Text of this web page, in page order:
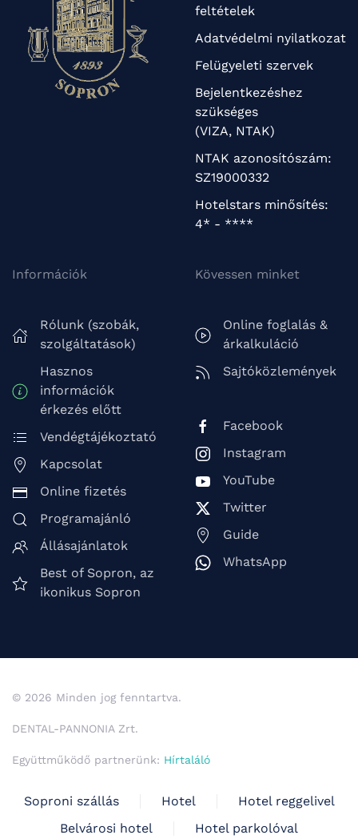
feltételek
Adatvédelmi nyilatkozat
Felügyeleti szervek
Bejelentkezéshez
szükséges
(VIZA, NTAK)
NTAK azonosítószám:
SZ19000332
Hotelstars minősítés:
4* - ****
Információk
Rólunk (szobák,
szolgáltatások)
Hasznos
információk
érkezés előtt
Vendégtájékoztató
Kapcsolat
Online fizetés
Programajánló
Állásajánlatok
Best of Sopron, az
ikonikus Sopron
Kövessen minket
Online foglalás &
árkalkuláció
Sajtóközlemények
Facebook
Instagram
YouTube
Twitter
Guide
WhatsApp
© 2026 Minden jog fenntartva.
DENTAL-PANNONIA Zrt.
Együttműködő partnerünk: Hírtaláló
Soproni szállás Hotel
Hotel reggelivel
Belvárosi hotel
Hotel parkolóval